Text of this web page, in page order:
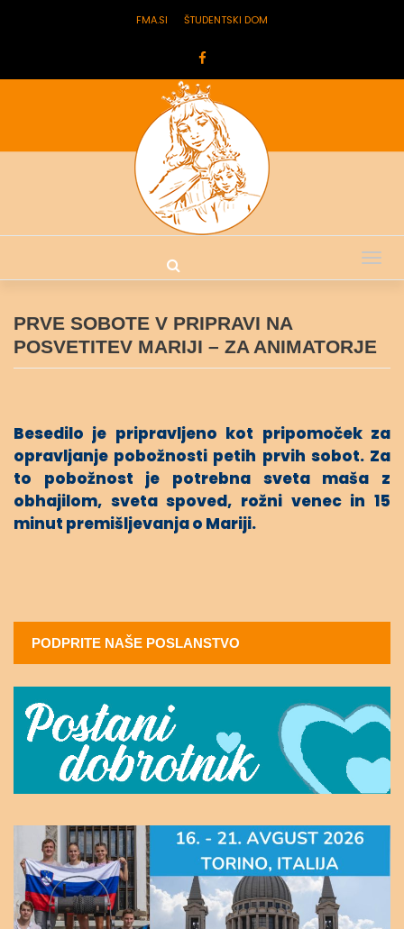
FMA.SI ŠTUDENTSKI DOM
PRVE SOBOTE V PRIPRAVI NA
POSVETITEV MARIJI – ZA ANIMATORJE
Besedilo je pripravljeno kot pripomoček za
opravljanje pobožnosti petih prvih sobot. Za
to pobožnost je potrebna sveta maša z
obhajilom, sveta spoved, rožni venec in 15
minut premišljevanja o Mariji.
PODPRITE NAŠE POSLANSTVO